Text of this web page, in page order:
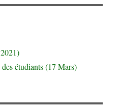
étudiants (17 Mars)